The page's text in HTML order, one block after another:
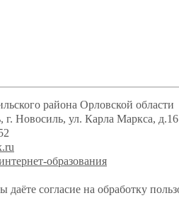
района Орловской области
г. Новосиль, ул. Карла Маркса, д.16
образования
согласие на обработку